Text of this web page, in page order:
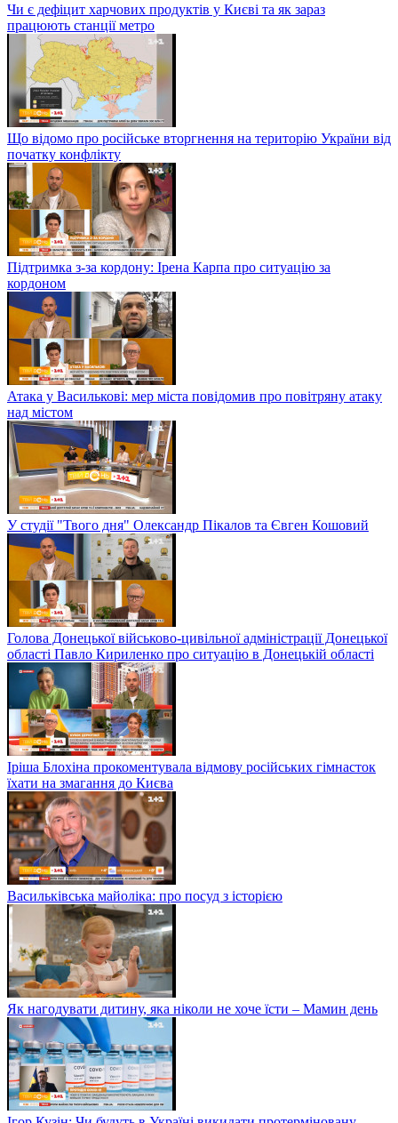
Чи є дефіцит харчових продуктів у Києві та як зараз
працюють станції метро
Що відомо про російське вторгнення на територію України від
початку конфлікту
Підтримка з-за кордону: Ірена Карпа про ситуацію за
кордоном
Атака у Василькові: мер міста повідомив про повітряну атаку
над містом
У студії "Твого дня" Олександр Пікалов та Євген Кошовий
Голова Донецької військово-цивільної адміністрації Донецької
області Павло Кириленко про ситуацію в Донецькій області
Іріша Блохіна прокоментувала відмову російських гімнасток
їхати на змагання до Києва
Васильківська майоліка: про посуд з історією
Як нагодувати дитину, яка ніколи не хоче їсти – Мамин день